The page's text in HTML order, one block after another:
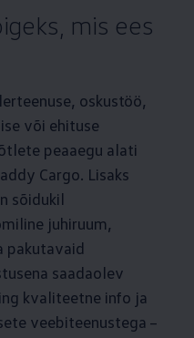
mis ees
oskustöö,
või ehituse
peaaegu alati
Cargo. Lisaks
sõidukil
juhiruum,
pakutavaid
saadaolev
kvaliteetne info ja
veebiteenustega –